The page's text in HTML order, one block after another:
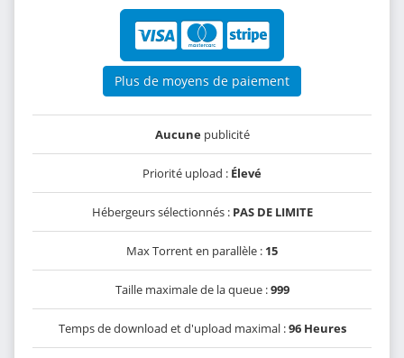
Plus de moyens de paiement
Aucunepublicité
Priorité upload : Élevé
Hébergeurs sélectionnés : PAS DE LIMITE
Max Torrent en parallèle : 15
Taille maximale de la queue :999
Temps de download et d'upload maximal :96 Heures